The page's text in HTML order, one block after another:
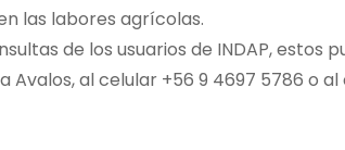
las labores agrícolas.
de los usuarios de INDAP,
Avalos, al celular +56 9 4697 5786 o